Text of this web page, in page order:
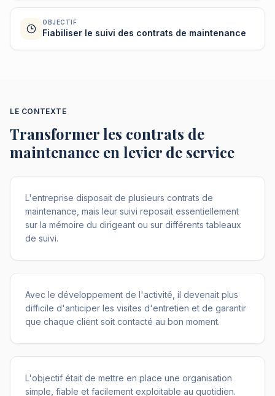
OBJECTIF
Fiabiliser le suivi des contrats de maintenance
LE CONTEXTE
Transformer les contrats de
maintenance en levier de service
L'entreprise disposait de plusieurs contrats de
maintenance, mais leur suivi reposait essentiellement
sur la mémoire du dirigeant ou sur différents tableaux
de suivi.
Avec le développement de l'activité, il devenait plus
difficile d'anticiper les visites d'entretien et de garantir
que chaque client soit contacté au bon moment.
L'objectif était de mettre en place une organisation
simple, fiable et facilement exploitable au quotidien.